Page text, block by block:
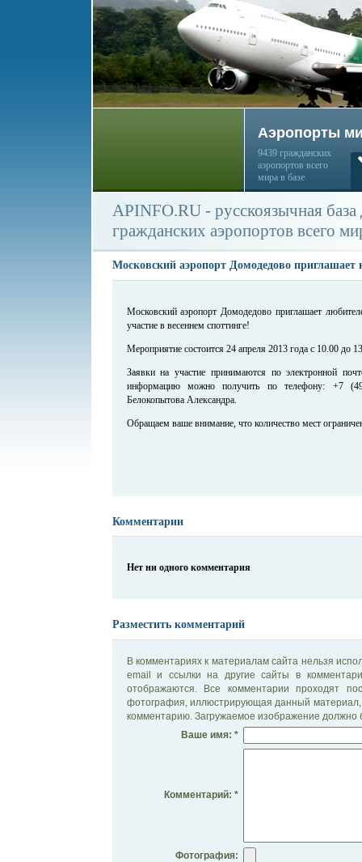
Аэропорты
9439 гражданских
аэропортов всего
мира в базе
APINFO.RU - русскоязычная
гражданских аэропортов всего
Московский аэропорт Домодедово приглашает
Московский аэропорт Домодедово приглашает
участие в весеннем споттинге!
Мероприятие состоится 24 апреля 2013 года с 10.00 до
Заявки на участие принимаются по электронной
информацию можно получить по телефону: +7
Белокопытова Александра.
Обращаем ваше внимание, что количество мест
Комментарии
Нет ни одного комментария
Разместить комментарий
В комментариях к материалам сайта нельзя
email и ссылки на другие сайты в
отображаются. Все комментарии проходят
фотография, иллюстрирующая данный материал,
комментарию. Загружаемое изображение должно
Ваше имя: *
Комментарий: *
Фотография: